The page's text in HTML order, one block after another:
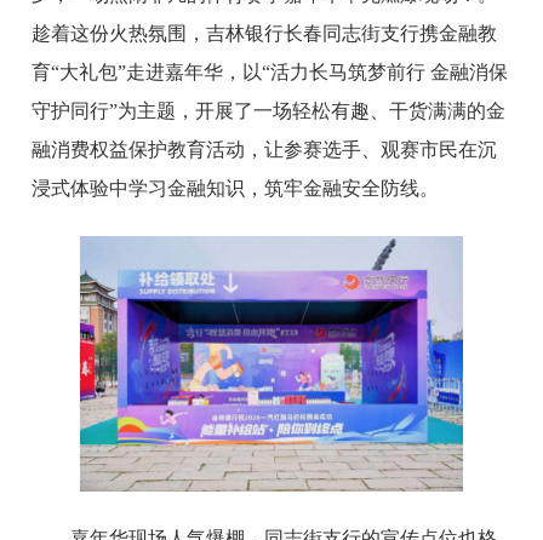
趁着这份火热氛围，吉林银行长春同志街支行携金融教
育“大礼包”走进嘉年华，以“活力长马筑梦前行 金融消保
守护同行”为主题，开展了一场轻松有趣、干货满满的金
融消费权益保护教育活动，让参赛选手、观赛市民在沉
浸式体验中学习金融知识，筑牢金融安全防线。